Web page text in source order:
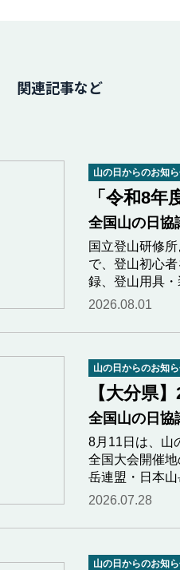
関連記事など
山の日からのお知
「令和8
全国山の日協
国立登山研修
で、登山初心
録、登山用具
2026.08.01
山の日からのお知
【大分県
全国山の日協
8月11日は、山
全国大会開催
岳連盟・日本
2026.07.28
山の日からのお知